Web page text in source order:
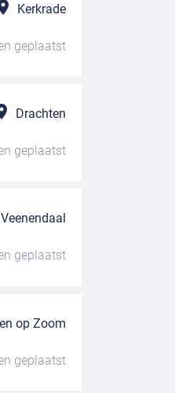
Kerkrade
geplaatst
Drachten
geplaatst
Veenendaal
geplaatst
op Zoom
geplaatst